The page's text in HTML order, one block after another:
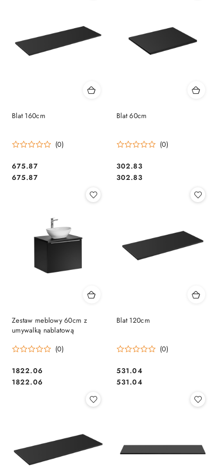
Blat 160cm
(0)
Cena:
675.87
Cena:
675.87
Blat 60cm
(0)
Cena:
302.83
Cena:
302.83
Zestaw meblowy 60cm z
umywalką nablatową
(0)
Cena:
1822.06
Cena:
1822.06
Blat 120cm
(0)
Cena:
531.04
Cena:
531.04